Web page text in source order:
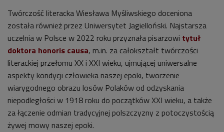
Twórczość literacka Wiesława Myśliwskiego doceniona
została również przez Uniwersytet Jagielloński. Najstarsza
uczelnia w Polsce w 2022 roku przyznała pisarzowi tytuł
doktora honoris causa, m.in. za całokształt twórczości
literackiej przełomu XX i XXI wieku, ujmującej uniwersalne
aspekty kondycji człowieka naszej epoki, tworzenie
wiarygodnego obrazu losów Polaków od odzyskania
niepodległości w 1918 roku do początków XXI wieku, a także
za łączenie odmian tradycyjnej polszczyzny z potoczystością
żywej mowy naszej epoki.